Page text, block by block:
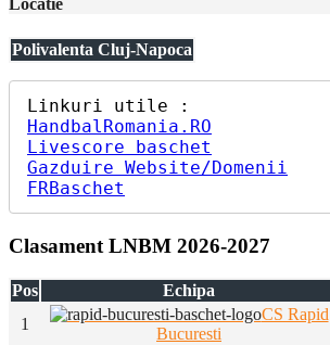
Locatie
Polivalenta Cluj-Napoca
HandbalRomania.RO
Livescore baschet
Gazduire Website/Domenii
FRBaschet
Clasament LNBM 2026-2027
Pos Echipa
1
CS Rapid
Bucuresti